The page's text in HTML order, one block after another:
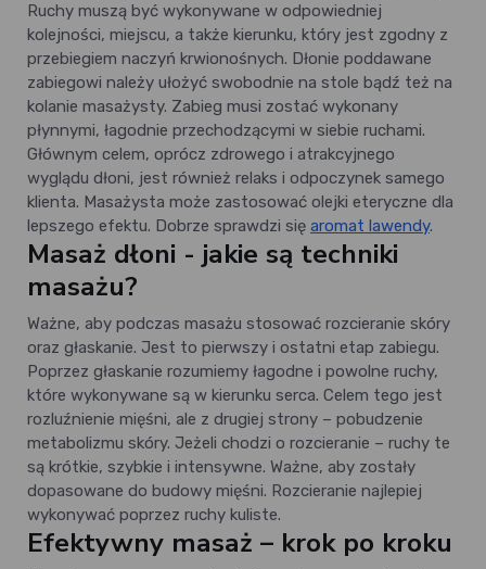
Ruchy muszą być wykonywane w odpowiedniej
kolejności, miejscu, a także kierunku, który jest zgodny z
przebiegiem naczyń krwionośnych. Dłonie poddawane
zabiegowi należy ułożyć swobodnie na stole bądź też na
kolanie masażysty. Zabieg musi zostać wykonany
płynnymi, łagodnie przechodzącymi w siebie ruchami.
Głównym celem, oprócz zdrowego i atrakcyjnego
wyglądu dłoni, jest również relaks i odpoczynek samego
klienta. Masażysta może zastosować olejki eteryczne dla
lepszego efektu. Dobrze sprawdzi się aromat lawendy.
Masaż dłoni - jakie są techniki
masażu?
Ważne, aby podczas masażu stosować rozcieranie skóry
oraz głaskanie. Jest to pierwszy i ostatni etap zabiegu.
Poprzez głaskanie rozumiemy łagodne i powolne ruchy,
które wykonywane są w kierunku serca. Celem tego jest
rozluźnienie mięśni, ale z drugiej strony – pobudzenie
metabolizmu skóry. Jeżeli chodzi o rozcieranie – ruchy te
są krótkie, szybkie i intensywne. Ważne, aby zostały
dopasowane do budowy mięśni. Rozcieranie najlepiej
wykonywać poprzez ruchy kuliste.
Efektywny masaż – krok po kroku